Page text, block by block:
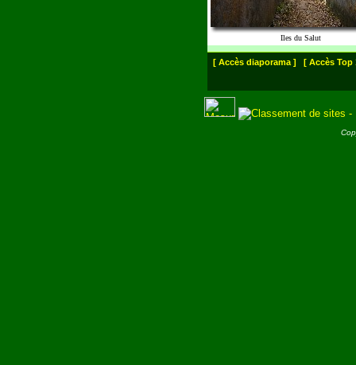
Iles du Salut
[ Accès diaporama ] [ Accès Top